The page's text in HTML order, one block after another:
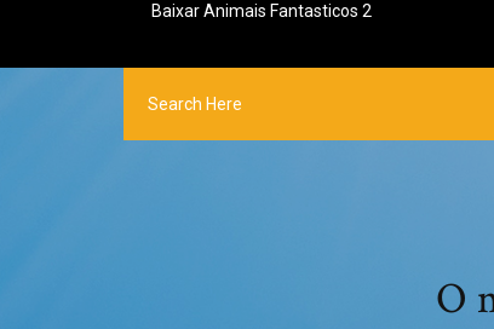
Baixar Animais Fantasticos 2
O